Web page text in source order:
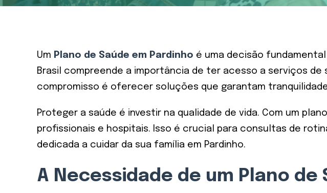
Um Plano de Saúde em Pardinho é uma decisão
Brasil compreende a importância de ter acesso a serviços
compromisso é oferecer soluções que garantam
Proteger a saúde é investir na qualidade de vida. Com um
profissionais e hospitais. Isso é crucial para consultas de
dedicada a cuidar da sua família em Pardinho.
A Necessidade de um Plano de